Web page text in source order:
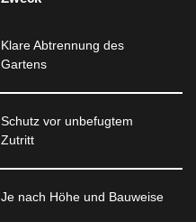
Klare Abtrennung des
Gartens
Schutz vor unbefugtem
Zutritt
Je nach Höhe und Bauweise